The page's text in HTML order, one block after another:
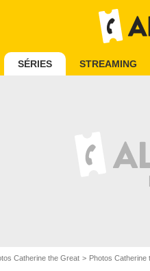
SÉRIES STREAMING
Catherine the Great Photos Catherine